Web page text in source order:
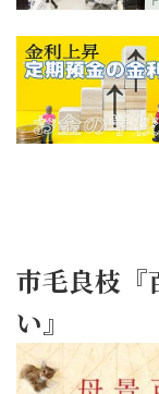
市毛良枝『
い』